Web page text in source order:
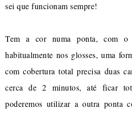
sei que funcionam sempre!
Tem a cor numa ponta, com o
habitualmente nos glosses, uma
com cobertura total precisa duas
cerca de 2 minutos, até ficar
poderemos utilizar a outra ponta